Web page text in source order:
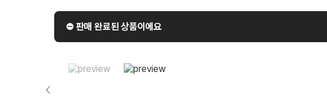
⛔️ 판매 완료된 상품이에요